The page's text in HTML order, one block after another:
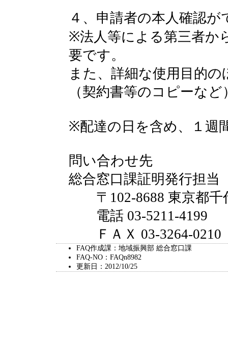
４、申請者の本人確認
※法人等による第三者か
要です。
また、詳細な使用目的
（契約書等のコピーな
※配達の日を含め、１週
問い合わせ先
総合窓口課証明発行担当
〒102-8688 東京都千
電話 03-5211-4199
ＦＡＸ 03-3264-0210
FAQ作成課：地域振興部 総合窓口課
FAQ-NO：FAQn8982
更新日：2012/10/25